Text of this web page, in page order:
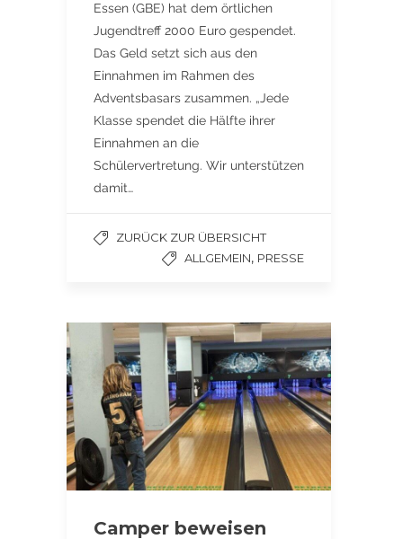
Essen (GBE) hat dem örtlichen
Jugendtreff 2000 Euro gespendet.
Das Geld setzt sich aus den
Einnahmen im Rahmen des
Adventsbasars zusammen. „Jede
Klasse spendet die Hälfte ihrer
Einnahmen an die
Schülervertretung. Wir unterstützen
damit…
ZURÜCK ZUR ÜBERSICHT
ALLGEMEIN, PRESSE
Camper beweisen